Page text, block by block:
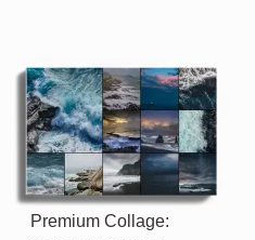
Premium Collage: